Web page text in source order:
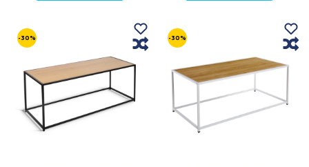
-30% -30%